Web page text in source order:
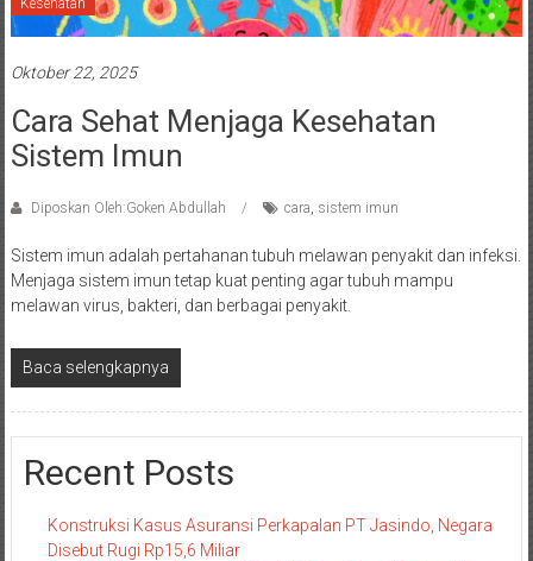
Oktober 22, 2025
Cara Sehat Menjaga Kesehatan
Sistem Imun
Diposkan Oleh:Goken Abdullah cara sistem imun
Sistem imun adalah pertahanan tubuh melawan penyakit dan infeksi.
Menjaga sistem imun tetap kuat penting agar tubuh mampu
melawan virus, bakteri, dan berbagai penyakit.
Baca selengkapnya
Recent Posts
Konstruksi Kasus Asuransi Perkapalan PT Jasindo, Negara
Disebut Rugi Rp15,6 Miliar